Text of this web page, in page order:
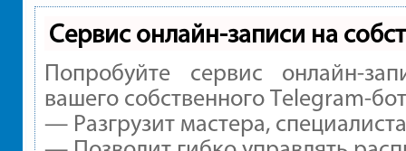
Сервис онлайн-записи на
Попробуйте сервис онлайн-
вашего собственного Telegram-
— Разгрузит мастера,